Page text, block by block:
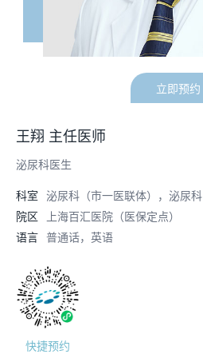
立即预约
王翔 主任医师
泌尿科医生
科室 泌尿科（市一医联体），泌尿科
院区
上海百汇医院（医保定点）
语言 普通话，英语
快捷预约